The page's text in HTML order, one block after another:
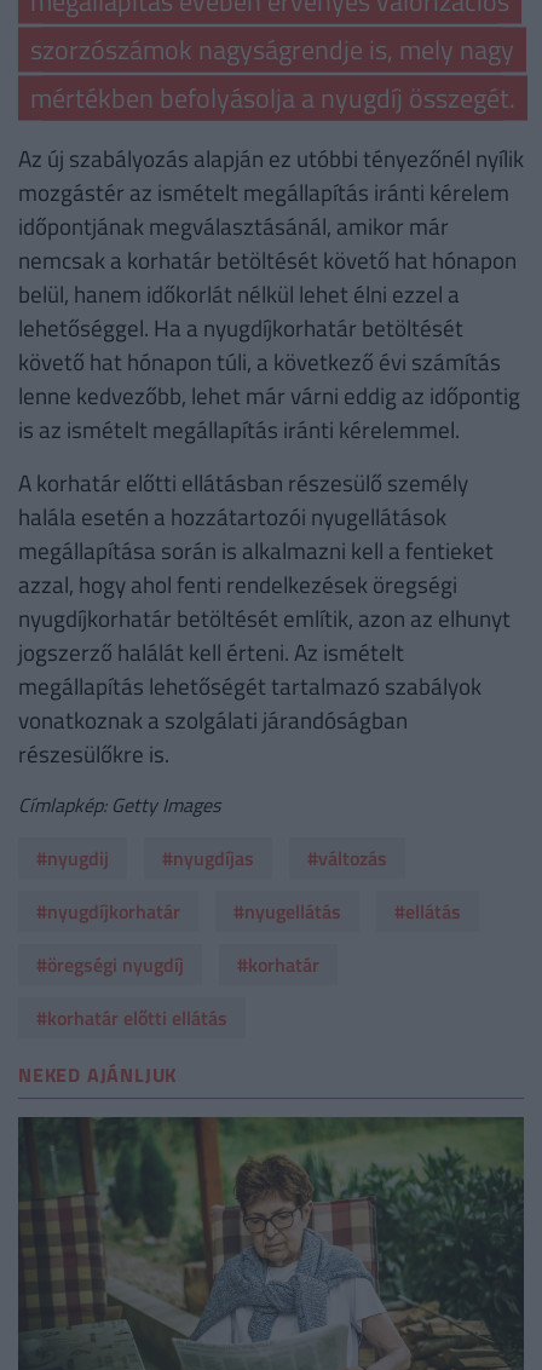
szorzószámok nagyságrendje is, mely nagy
mértékben befolyásolja a nyugdíj összegét.
Az új szabályozás alapján ez utóbbi tényezőnél nyílik
mozgástér az ismételt megállapítás iránti kérelem
időpontjának megválasztásánál, amikor már
nemcsak a korhatár betöltését követő hat hónapon
belül, hanem időkorlát nélkül lehet élni ezzel a
lehetőséggel. Ha a nyugdíjkorhatár betöltését
követő hat hónapon túli, a következő évi számítás
lenne kedvezőbb, lehet már várni eddig az időpontig
is az ismételt megállapítás iránti kérelemmel.
A korhatár előtti ellátásban részesülő személy
halála esetén a hozzátartozói nyugellátások
megállapítása során is alkalmazni kell a fentieket
azzal, hogy ahol fenti rendelkezések öregségi
nyugdíjkorhatár betöltését említik, azon az elhunyt
jogszerző halálát kell érteni. Az ismételt
megállapítás lehetőségét tartalmazó szabályok
vonatkoznak a szolgálati járandóságban
részesülőkre is.
Címlapkép: Getty Images
#nyugdij
#nyugdíjas
#változás
#nyugdíjkorhatár
#nyugellátás
#ellátás
#öregségi nyugdíj
#korhatár
#korhatár előtti ellátás
NEKED AJÁNLJUK